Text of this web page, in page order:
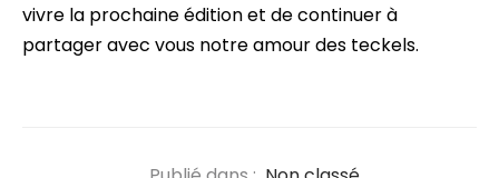
vivre la prochaine édition et de continuer à
partager avec vous notre amour des teckels.